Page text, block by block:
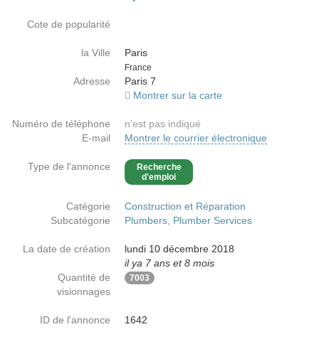
Cote de popularité
la Ville
Paris
Country
France
Adresse
Paris 7
Montrer sur la carte
Numéro de téléphone
n'est pas indiqué
E-mail
Montrer le courrier électronique
Type de l'annonce
Recherche
d'emploi
Catégorie
Construction et Réparation
Subcatégorie
Plumbers, Plumber Services
La date de création
lundi 10 décembre 2018
il ya 7 ans et 8 mois
Quantité de
visionnages
7003
ID de l'annonce 1642